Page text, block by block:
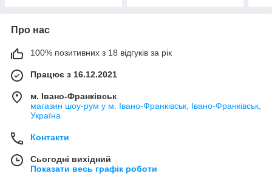
Про нас
100% позитивних з 18 відгуків за рік
Працює з 16.12.2021
м. Івано-Франківськ
магазин шоу-рум у м. Івано-Франківськ, Івано-Франківськ,
Україна
Контакти
Сьогодні вихідний
Показати весь графік роботи